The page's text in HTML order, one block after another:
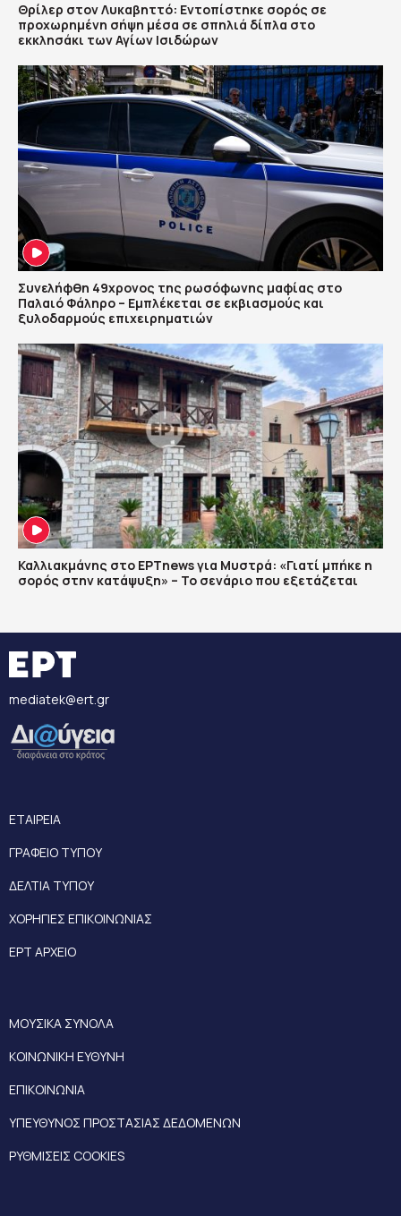
Θρίλερ στον Λυκαβηττό: Εντοπίστηκε σορός σε
προχωρημένη σήψη μέσα σε σπηλιά δίπλα στο
εκκλησάκι των Αγίων Ισιδώρων
Συνελήφθη 49χρονος της ρωσόφωνης μαφίας στο
Παλαιό Φάληρο – Εμπλέκεται σε εκβιασμούς και
ξυλοδαρμούς επιχειρηματιών
Καλλιακμάνης στο ΕΡΤnews για Μυστρά: «Γιατί μπήκε η
σορός στην κατάψυξη» – Το σενάριο που εξετάζεται
mediatek@ert.gr
ΕΤΑΙΡΕΙΑ
ΓΡΑΦΕΙΟ ΤΥΠΟΥ
ΔΕΛΤΙΑ ΤΥΠΟΥ
ΧΟΡΗΓΙΕΣ ΕΠΙΚΟΙΝΩΝΙΑΣ
ΕΡΤ ΑΡΧΕΙΟ
ΜΟΥΣΙΚΑ ΣΥΝΟΛΑ
ΚΟΙΝΩΝΙΚΗ ΕΥΘΥΝΗ
ΕΠΙΚΟΙΝΩΝΙΑ
ΥΠΕΥΘΥΝΟΣ ΠΡΟΣΤΑΣΙΑΣ ΔΕΔΟΜΕΝΩΝ
ΡΥΘΜΙΣΕΙΣ COOKIES